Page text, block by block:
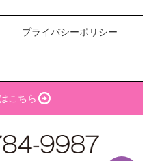
プライバシーポリシー
こちら